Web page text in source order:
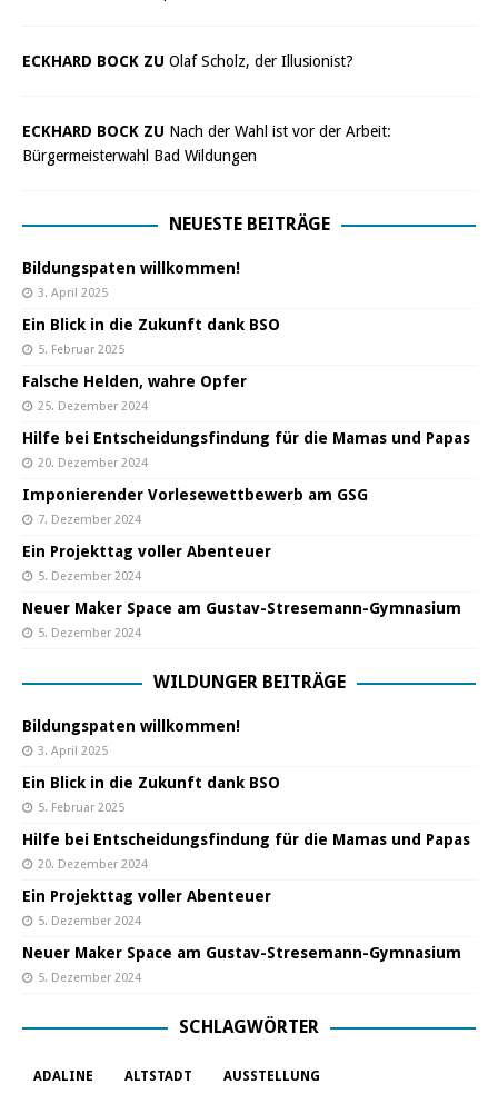
ECKHARD BOCK ZU Olaf Scholz, der Illusionist?
ECKHARD BOCK ZU Nach der Wahl ist vor der Arbeit:
Bürgermeisterwahl Bad Wildungen
NEUESTE BEITRÄGE
Bildungspaten willkommen!
3. April 2025
Ein Blick in die Zukunft dank BSO
5. Februar 2025
Falsche Helden, wahre Opfer
25. Dezember 2024
Hilfe bei Entscheidungsfindung für die Mamas und Papas
20. Dezember 2024
Imponierender Vorlesewettbewerb am GSG
7. Dezember 2024
Ein Projekttag voller Abenteuer
5. Dezember 2024
Neuer Maker Space am Gustav-Stresemann-Gymnasium
5. Dezember 2024
WILDUNGER BEITRÄGE
Bildungspaten willkommen!
3. April 2025
Ein Blick in die Zukunft dank BSO
5. Februar 2025
Hilfe bei Entscheidungsfindung für die Mamas und Papas
20. Dezember 2024
Ein Projekttag voller Abenteuer
5. Dezember 2024
Neuer Maker Space am Gustav-Stresemann-Gymnasium
5. Dezember 2024
SCHLAGWÖRTER
ADALINE ALTSTADT AUSSTELLUNG